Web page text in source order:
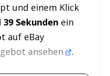
und einem Klick
Sekunden ein
auf eBay
ansehen .